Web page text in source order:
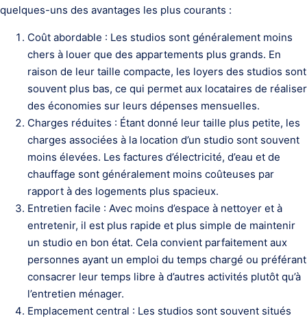
quelques-uns des avantages les plus courants :
Coût abordable : Les studios sont généralement moins
chers à louer que des appartements plus grands. En
raison de leur taille compacte, les loyers des studios sont
souvent plus bas, ce qui permet aux locataires de réaliser
des économies sur leurs dépenses mensuelles.
Charges réduites : Étant donné leur taille plus petite, les
charges associées à la location d’un studio sont souvent
moins élevées. Les factures d’électricité, d’eau et de
chauffage sont généralement moins coûteuses par
rapport à des logements plus spacieux.
Entretien facile : Avec moins d’espace à nettoyer et à
entretenir, il est plus rapide et plus simple de maintenir
un studio en bon état. Cela convient parfaitement aux
personnes ayant un emploi du temps chargé ou préférant
consacrer leur temps libre à d’autres activités plutôt qu’à
l’entretien ménager.
Emplacement central : Les studios sont souvent situés